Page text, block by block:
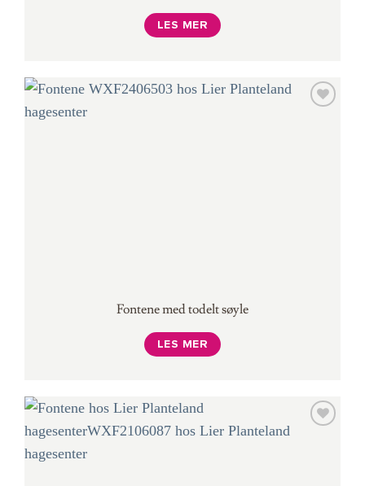
LES MER
Fontene med todelt søyle
LES MER